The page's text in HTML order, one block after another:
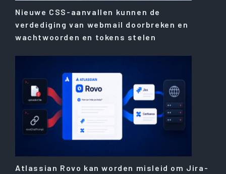
Nieuwe CSS-aanvallen kunnen de
verdediging van webmail doorbreken en
wachtwoorden en tokens stelen
Atlassian Rovo kan worden misleid om Jira-